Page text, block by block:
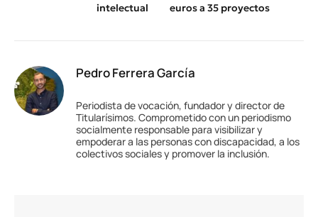
intelectual
euros a 35 proyectos
Pedro Ferrera García
Periodista de vocación, fundador y director de
Titularísimos. Comprometido con un periodismo
socialmente responsable para visibilizar y
empoderar a las personas con discapacidad, a los
colectivos sociales y promover la inclusión.